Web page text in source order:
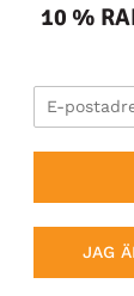
10 %
JAG